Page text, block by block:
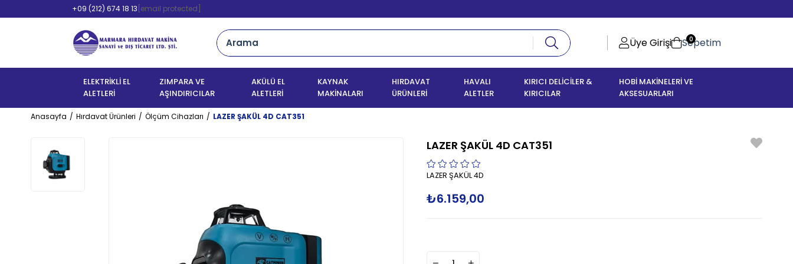
+09 (212) 674 18 13 [email protected]
Üye Girişi Sepetim
0
ELEKTRİKLİ EL
ALETLERİ
ZIMPARA VE
AŞINDIRICILAR
AKÜLÜ EL
ALETLERİ
KAYNAK
MAKİNALARI
HIRDAVAT
ÜRÜNLERİ
HAVALI
ALETLER
KIRICI DELİCİLER &
KIRICILAR
HOBİ MAKİNELERİ VE
AKSESUARLARI
Anasayfa Hırdavat Ürünleri Ölçüm Cihazları LAZER ŞAKÜL 4D CAT351
LAZER ŞAKÜL 4D CAT351
LAZER ŞAKÜL 4D
₺6.159,00